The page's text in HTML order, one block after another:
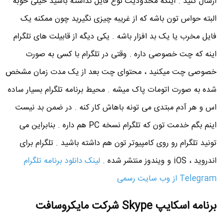
البته حواس تون باشه که از غریبه چیزی نگیرید چون ممکنه یک
فایل مخرب یا یک بد افزار باشه . یکی دیگه از قابیلت های تلگرام
اینه که چت خصوصی داره . وقتی در تلگرام با کسی به صورت
خصوصی چت میکنید ، محتوای چت بعد از یک مدت زمان مشخص
شده به صورت اتومات پاک میشه . محیط برنامه تلگرام بسیار ساده
اس و هر آدم مبتدی می تونه باهاش کار کنه . در ضمن بد نیست
اینم بگم خدمت تون که تلگرام نسخه PC هم داره . بنابراین می
تونید تلگرام رو روی کامپیوتر تون هم داشته باشید . تلگرام برای
اندروید ، iOS و ویندوز منتشر شده .
لینک دانلود برنامه تلگرام
Telegram از وب سایت رسمی
برنامه اسکایپ Skype شرکت مایکروسافت